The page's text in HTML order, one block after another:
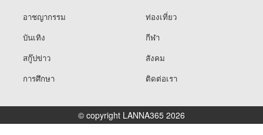
อาชญากรรม
ท่องเที่ยว
บันเทิง
กีฬา
สกู๊ปข่าว
สังคม
การศึกษา
ติดต่อเรา
© copyright LANNA365 2026